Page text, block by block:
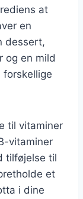
at
en
dessert,
og en mild
forskellige
til vitaminer
vitaminer
tilføjelse til
et
i dine